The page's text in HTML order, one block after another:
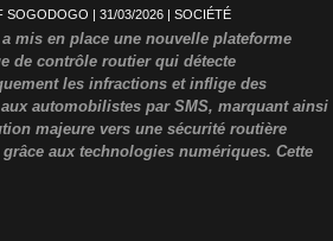
SOGODOGO | 31/03/2026 | SOCIÉTÉ
a mis en place une nouvelle plateforme
de contrôle routier qui détecte
les infractions et inflige des
automobilistes par SMS, marquant ainsi
majeure vers une sécurité routière
grâce aux technologies numériques. Cette